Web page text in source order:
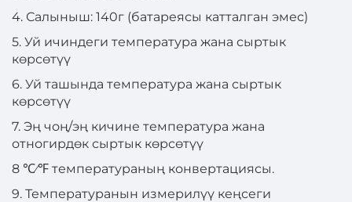
4. Салыныш: 140г (батареясы катталган эмес)
5. Уй ичиндеги температура жана сыртык
көрсөтүү
6. Уй ташында температура жана сыртык
көрсөтүү
7. Эң чоң/эң кичине температура жана
отногирдөк сыртык көрсөтүү
8 ℃⁄℉ температураның конвертациясы.
9. Температуранын измерилүү кеңсеги